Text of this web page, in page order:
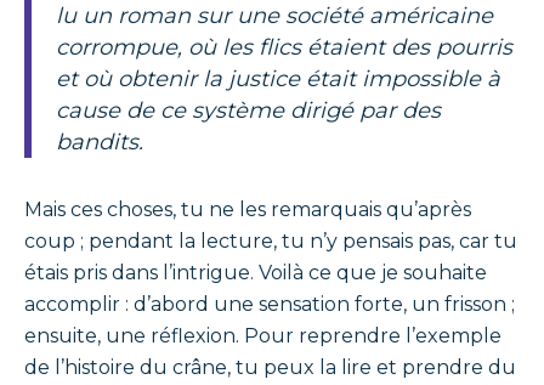
lu un roman sur une société américaine
corrompue, où les flics étaient des pourris
et où obtenir la justice était impossible à
cause de ce système dirigé par des
bandits.
Mais ces choses, tu ne les remarquais qu’après
coup ; pendant la lecture, tu n’y pensais pas, car tu
étais pris dans l’intrigue. Voilà ce que je souhaite
accomplir : d’abord une sensation forte, un frisson ;
ensuite, une réflexion. Pour reprendre l’exemple
de l’histoire du crâne, tu peux la lire et prendre du